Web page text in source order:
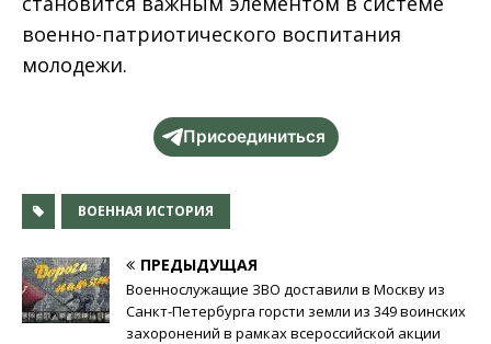
военно-патриотического воспитания
молодежи.
Присоединиться
ВОЕННАЯ ИСТОРИЯ
ПРЕДЫДУЩАЯ
Военнослужащие ЗВО доставили в Москву из
Санкт-Петербурга горсти земли из 349 воинских
захоронений в рамках всероссийской акции